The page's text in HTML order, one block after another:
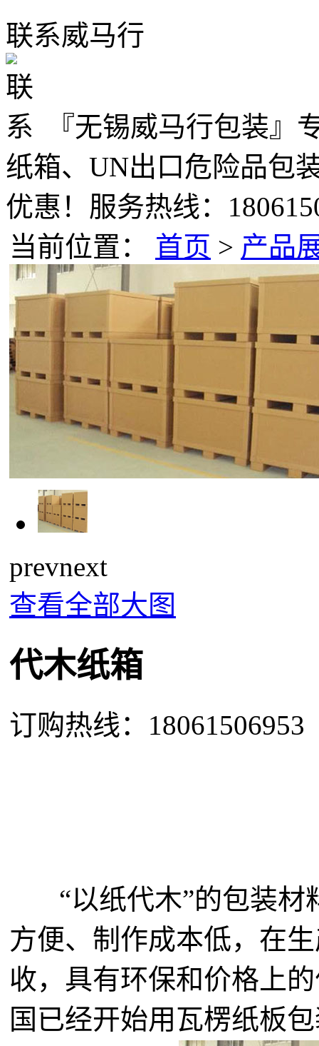
联系威马行
『无锡威马行包装』
纸箱、UN出口危险品包
优惠！服务热线：
当前位置：
首页 > 产品
prevnext
查看全部大图
代木纸箱
订购热线： 18061506953
“以纸代木”的包装材
方便、制作成本低，在
收，具有环保和价格上
国已经开始用瓦楞纸板